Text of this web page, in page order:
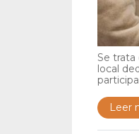
Se trata
local
Leer